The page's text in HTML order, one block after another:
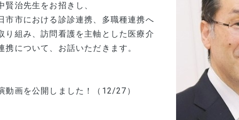
賢治先生をお招きし、
市市における診診連携、多職種連携へ
り組み、訪問看護を主軸とした医療介
携について、お話いただきます。
動画を公開しました！（12/27）